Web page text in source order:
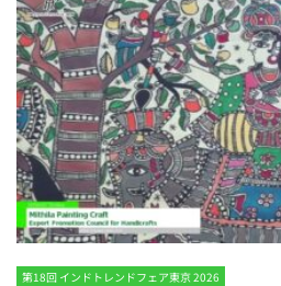
第18回 インドトレンドフェア東京 2026